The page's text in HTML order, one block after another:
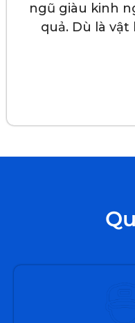
ngũ giàu kinh
quả. Dù là